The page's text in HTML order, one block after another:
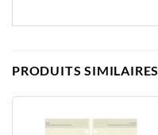
PRODUITS SIMILAIRES